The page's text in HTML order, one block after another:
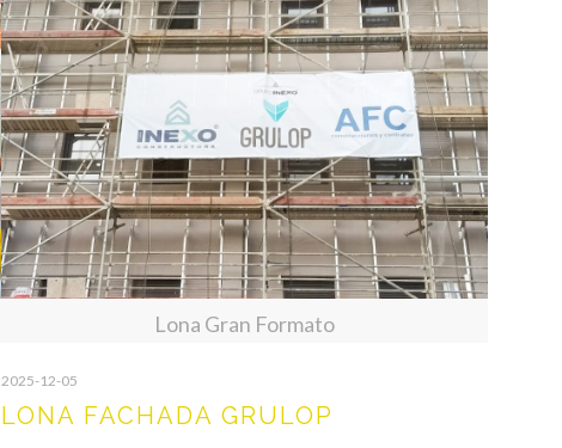
Lona Gran Formato
2025-12-05
LONA FACHADA GRULOP